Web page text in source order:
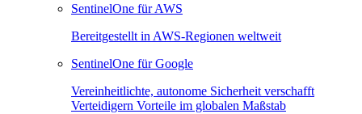
SentinelOne für AWS
Bereitgestellt in AWS-Regionen weltweit
SentinelOne für Google
Vereinheitlichte, autonome Sicherheit verschafft
Verteidigern Vorteile im globalen Maßstab